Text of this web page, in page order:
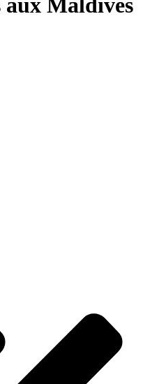
aux Maldives